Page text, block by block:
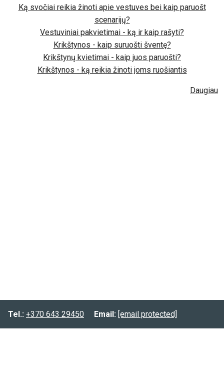
Ką svočiai reikia žinoti apie vestuves bei kaip paruošt
scenarijų?
Vestuviniai pakvietimai - ką ir kaip rašyti?
Krikštynos - kaip suruošti šventę?
Krikštynų kvietimai - kaip juos paruošti?
Krikštynos - ką reikia žinoti joms ruošiantis
Daugiau
Informacija
Tel.: +370 643 29450 Email: [email protected]